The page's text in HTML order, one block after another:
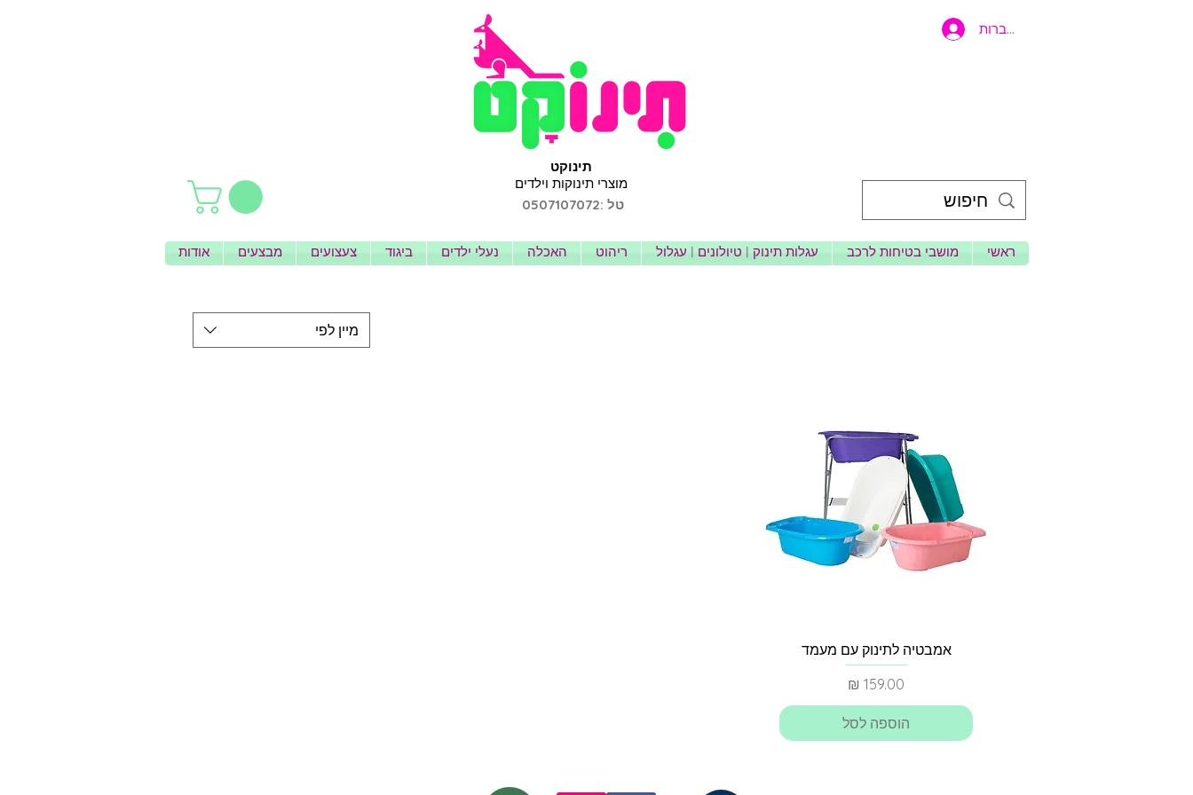
להתחברות
תינוקט
מוצרי תינוקות וילדים
טל :0507107072
ראשי מושבי בטיחות לרכב עגלות תינוק | טיולונים | עגלול ריהוט האכלה נעלי ילדים ביגוד צעצועים מבצעים אודות
מיין לפי
תצוגה מהירה
אמבטיה לתינוק עם מעמד
מחיר
הוספה לסל